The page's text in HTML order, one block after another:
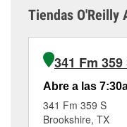
Tiendas O'Reilly
341 Fm 359
Abre a las
341 Fm 359 S
Brookshire, TX